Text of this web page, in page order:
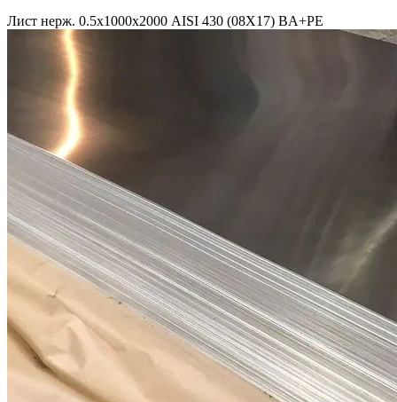
Лист нерж. 0.5х1000х2000 AISI 430 (08Х17) BA+PE